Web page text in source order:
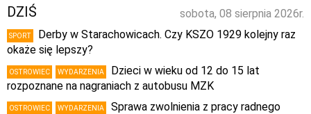
sobota, 08 sierpnia 2026r.
DZIŚ
SPORT
Derby w Starachowicach. Czy KSZO 1929 kolejny raz
okaże się lepszy?
OSTROWIEC WYDARZENIA
Dzieci w wieku od 12 do 15 lat
rozpoznane na nagraniach z autobusu MZK
OSTROWIEC WYDARZENIA
Sprawa zwolnienia z pracy radnego